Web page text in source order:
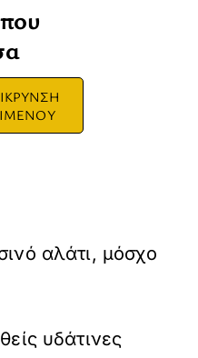
αλάτι, μόσχο
υδάτινες